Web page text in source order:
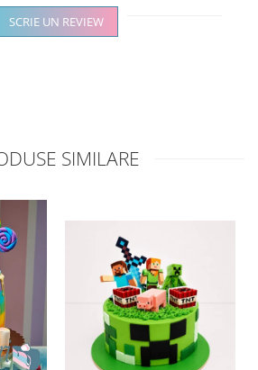
SCRIE UN REVIEW
SIMILARE